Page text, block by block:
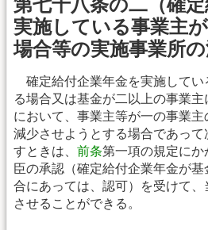
第七十八条の二（確
実施している事業主
場合等の実施事業所の
確定給付企業年金を実施してい
る場合又は基金が二以上の事業
において、事業主等が一の事業
減少させようとする場合であっ
すときは、 前条第一項の規定に
臣の承認（確定給付企業年金が
合にあっては、認可）を受けて
させることができる。